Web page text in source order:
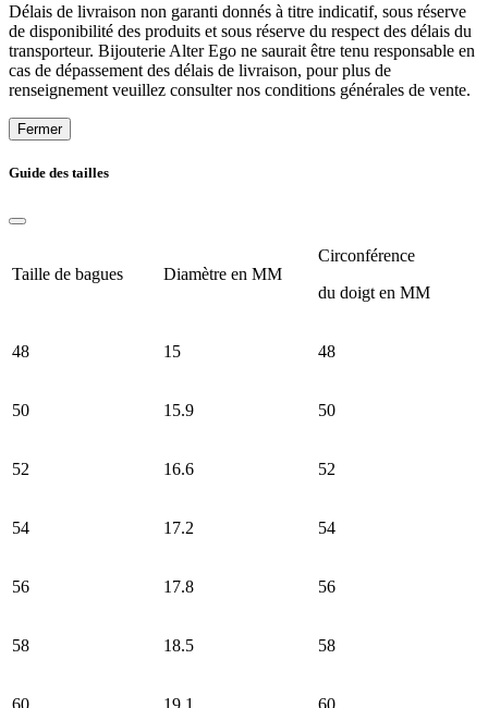
Délais de livraison non garanti donnés à titre indicatif, sous réserve
de disponibilité des produits et sous réserve du respect des délais du
transporteur. Bijouterie Alter Ego ne saurait être tenu responsable en
cas de dépassement des délais de livraison, pour plus de
renseignement veuillez consulter nos conditions générales de vente.
Fermer
Guide des tailles
Taille de bagues Diamètre en MM
Circonférence
du doigt en MM
48 15 48
50 15.9 50
52 16.6 52
54 17.2 54
56 17.8 56
58 18.5 58